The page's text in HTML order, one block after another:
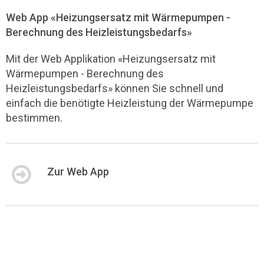
Web App «Heizungsersatz mit Wärmepumpen -
Berechnung des Heizleistungsbedarfs»
Mit der Web Applikation «Heizungsersatz mit
Wärmepumpen - Berechnung des
Heizleistungsbedarfs» können Sie schnell und
einfach die benötigte Heizleistung der Wärmepumpe
bestimmen.
Zur Web App